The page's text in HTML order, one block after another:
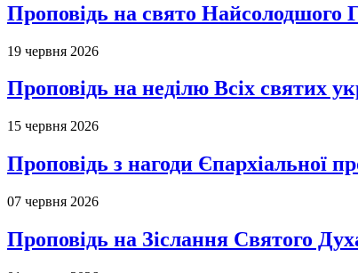
Проповідь на свято Найсолодшого
19 червня 2026
Проповідь на неділю Всіх святих
15 червня 2026
Проповідь з нагоди Єпархіальної
07 червня 2026
Проповідь на Зіслання Святого